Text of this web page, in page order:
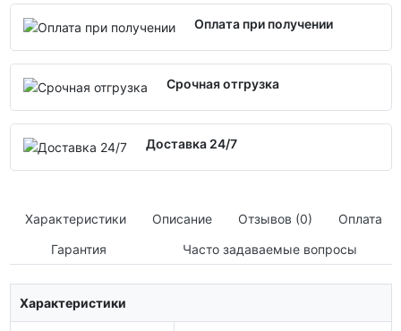
Оплата при получении
Срочная отгрузка
Доставка 24/7
Характеристики Описание Отзывов (0)
Оплата
Гарантия
Часто задаваемые вопросы
Характеристики